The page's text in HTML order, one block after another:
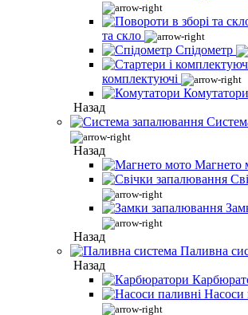
та скло
Спідометр
комплектуючі
Комутатори
Назад
Назад
Магнето
Назад
Паливна
Назад
Насоси